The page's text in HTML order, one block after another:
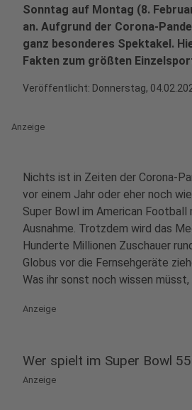
Sonntag auf Montag (8.
an. Aufgrund der Corona-
ganz besonderes Spektakel.
Fakten zum größten
Veröffentlicht: Donnerstag,
Anzeige
Nichts ist in Zeiten der Corona-
vor einem Jahr oder eher noch
Super Bowl im American Football
Ausnahme. Trotzdem wird das
Hunderte Millionen Zuschauer
Globus vor die Fernsehgeräte
Was ihr sonst noch wissen müsst,
Anzeige
Wer spielt im Super Bowl
Anzeige